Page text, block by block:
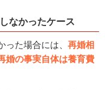
なかったケース
た場合には、 再婚相
婚の事実自体は養育費